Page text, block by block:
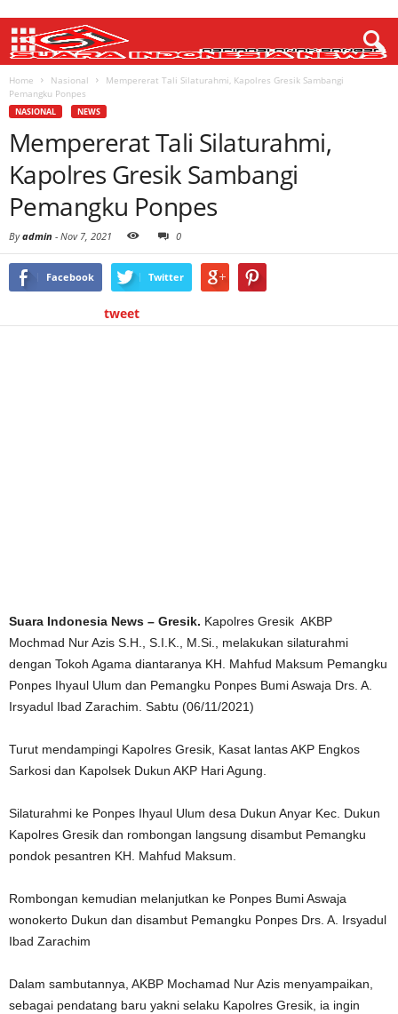
Home Nasional
Mempererat Tali Silaturahmi, Kapolres Gresik Sambangi
Pemangku Ponpes
NASIONAL NEWS
Mempererat Tali Silaturahmi,
Kapolres Gresik Sambangi
Pemangku Ponpes
Byadmin - Nov 7, 2021 0
Facebook Twitter
tweet
Suara Indonesia News – Gresik. Kapolres Gresik AKBP
Mochmad Nur Azis S.H., S.I.K., M.Si., melakukan silaturahmi
dengan Tokoh Agama diantaranya KH. Mahfud Maksum Pemangku
Ponpes Ihyaul Ulum dan Pemangku Ponpes Bumi Aswaja Drs. A.
Irsyadul Ibad Zarachim. Sabtu (06/11/2021)
Turut mendampingi Kapolres Gresik, Kasat lantas AKP Engkos
Sarkosi dan Kapolsek Dukun AKP Hari Agung.
Silaturahmi ke Ponpes Ihyaul Ulum desa Dukun Anyar Kec. Dukun
Kapolres Gresik dan rombongan langsung disambut Pemangku
pondok pesantren KH. Mahfud Maksum.
Rombongan kemudian melanjutkan ke Ponpes Bumi Aswaja
wonokerto Dukun dan disambut Pemangku Ponpes Drs. A. Irsyadul
Ibad Zarachim
Dalam sambutannya, AKBP Mochamad Nur Azis menyampaikan,
sebagai pendatang baru yakni selaku Kapolres Gresik, ia ingin